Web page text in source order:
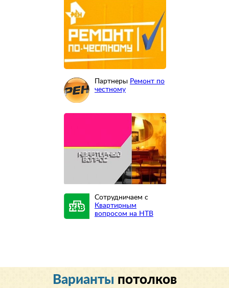
Партнеры Ремонт по
честному
Сотрудничаем с
Квартирным
вопросом на НТВ
Варианты потолков